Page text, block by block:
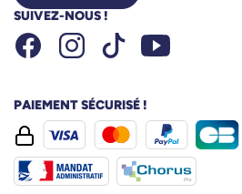
SUIVEZ-NOUS !
FacebookInstagramTiktok Youtube
PAIEMENT SÉCURISÉ !